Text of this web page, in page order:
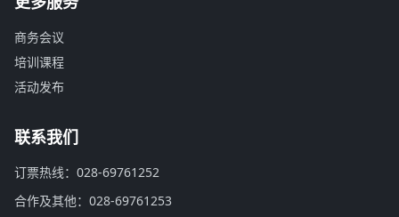
商务会议
培训课程
活动发布
联系我们
订票热线：028-69761252
合作及其他：028-69761253